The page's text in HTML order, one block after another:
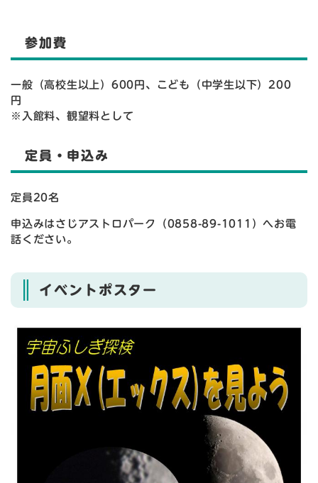
参加費
一般（高校生以上）600円、こども（中学生以下）200
円
※入館料、観望料として
定員・申込み
定員20名
申込みはさじアストロパーク（0858-89-1011）へお電
話ください。
イベントポスター